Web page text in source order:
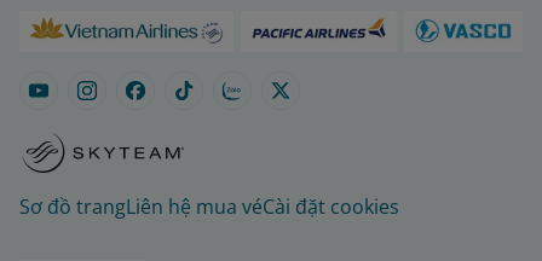
Sơ đồ trangLiên hệ mua véCài đặt cookies